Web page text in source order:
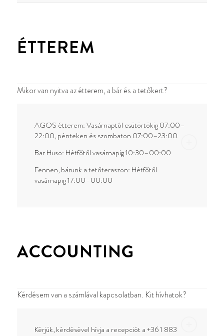
ÉTTEREM
Mikor van nyitva az étterem, a bár és a tetőkert?
AGOS étterem: Vasárnaptól csütörtökig 07:00–
22:00, pénteken és szombaton 07:00–23:00
Bar Huso: Hétfőtől vasárnapig 10:30–00:00
Fennen, bárunk a tetőteraszon: Hétfőtől
vasárnapig 17:00–00:00
ACCOUNTING
Kérdésem van a számlával kapcsolatban. Kit hívhatok?
Kérjük, kérdésével hívja a recepciót a +36 1 883